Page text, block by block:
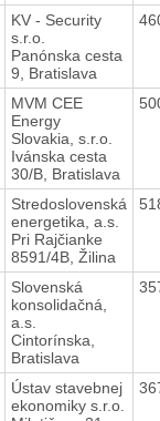
KV - Security
s.r.o.
Panónska cesta
9, Bratislava
MVM CEE
Energy
Slovakia, s.r.o.
Ivánska cesta
30/B, Bratislava
Stredoslovenská
energetika, a.s.
Pri Rajčianke
8591/4B, Žilina
Slovenská
konsolidačná,
a.s.
Cintorínska,
Bratislava
Ústav stavebnej
ekonomiky s.r.o.